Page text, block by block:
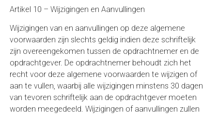
Artikel 10 – Wijzigingen en Aanvullingen
Wijzigingen van en aanvullingen op deze algemene
voorwaarden zijn slechts geldig indien deze schriftelijk
zijn overeengekomen tussen de opdrachtnemer en de
opdrachtgever. De opdrachtnemer behoudt zich het
recht voor deze algemene voorwaarden te wijzigen of
aan te vullen, waarbij alle wijzigingen minstens 30 dagen
van tevoren schriftelijk aan de opdrachtgever moeten
worden meegedeeld. Wijzigingen of aanvullingen zullen